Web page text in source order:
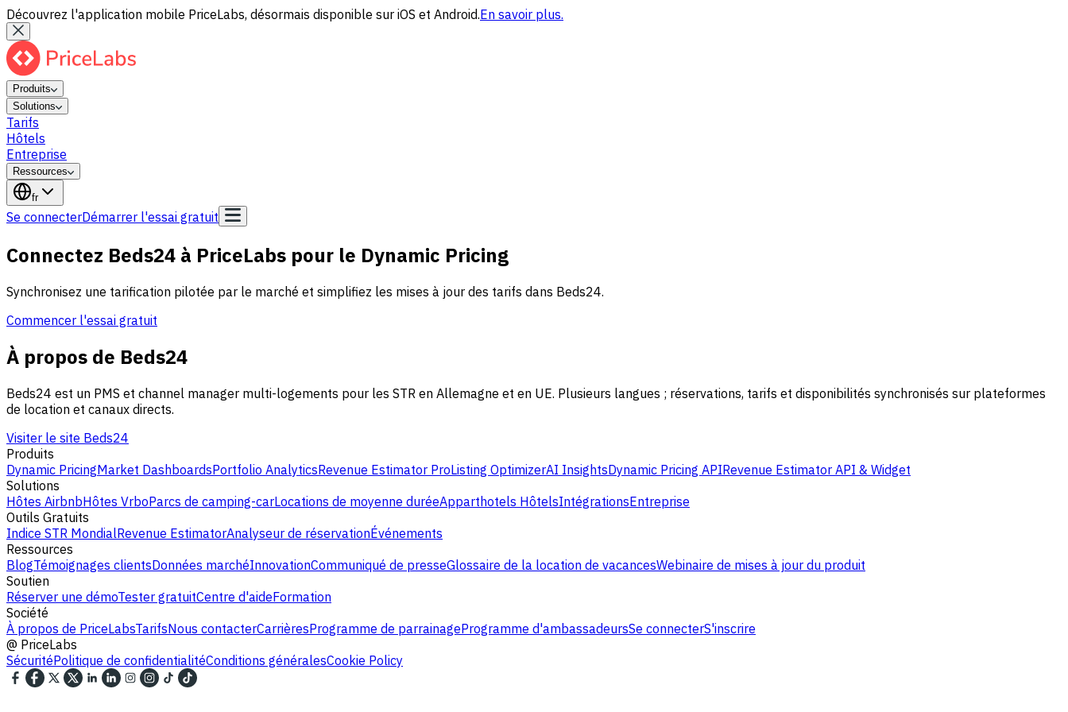
Découvrez l'application mobile PriceLabs, désormais disponible sur iOS et Android.En savoir plus.
Produits
Solutions
Tarifs
Hôtels
Entreprise
Ressources
fr
Se connecterDémarrer l'essai gratuit
Connectez Beds24 à PriceLabs pour le Dynamic Pricing
Synchronisez une tarification pilotée par le marché et simplifiez les mises à jour des tarifs dans Beds24.
Commencer l'essai gratuit
À propos de Beds24
Beds24 est un PMS et channel manager multi-logements pour les STR en Allemagne et en UE. Plusieurs langues ; réservations, tarifs et disponibilités synchronisés sur plateformes
de location et canaux directs.
Visiter le site Beds24
Produits
Dynamic PricingMarket DashboardsPortfolio AnalyticsRevenue Estimator ProListing OptimizerAI InsightsDynamic Pricing APIRevenue Estimator API & Widget
Solutions
Hôtes AirbnbHôtes VrboParcs de camping-carLocations de moyenne duréeApparthotels HôtelsIntégrationsEntreprise
Outils Gratuits
Indice STR MondialRevenue EstimatorAnalyseur de réservationÉvénements
Ressources
BlogTémoignages clientsDonnées marchéInnovationCommuniqué de presseGlossaire de la location de vacancesWebinaire de mises à jour du produit
Soutien
Réserver une démoTester gratuitCentre d'aideFormation
Société
À propos de PriceLabsTarifsNous contacterCarrièresProgramme de parrainageProgramme d'ambassadeursSe connecterS'inscrire
@ PriceLabs
SécuritéPolitique de confidentialitéConditions généralesCookie Policy